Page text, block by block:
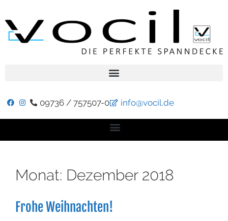
09736 / 757507-0 info@vocil.de
Monat: Dezember 2018
Frohe Weihnachten!